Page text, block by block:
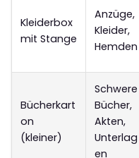
Kleiderbox
mit Stange
Anzüge,
Kleider,
Hemden
Bücherkart
on
(kleiner)
Schwere
Bücher,
Akten,
Unterlag
en